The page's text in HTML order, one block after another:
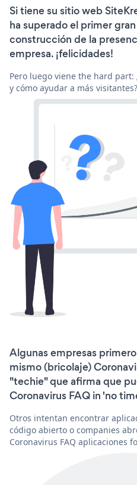
Si tiene su sitio web
ha superado el primer
construcción de la
empresa. ¡felicidades!
Pero luego viene the hard
y cómo ayudar a más visitantes?
Algunas empresas
mismo (bricolaje)
"techie" que afirma que
Coronavirus FAQ in 'no
Otros intentan encontrar
código abierto o companies
Coronavirus FAQ aplicaciones